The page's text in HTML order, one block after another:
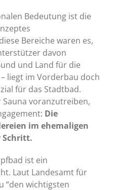
Bedeutung ist die
Bereiche waren es,
davon
und Land für die
liegt im Vorderbau doch
für das Stadtbad.
voranzutreiben,
Die
im ehemaligen
Schritt.
ist ein
Laut Landesamt für
“den wichtigsten